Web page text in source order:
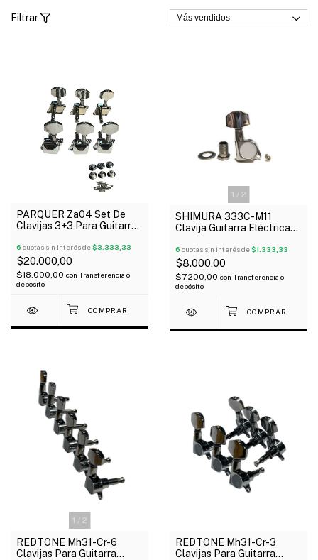
Filtrar
PARQUER Za04 Set De
Clavijas 3+3 Para Guitarra
6 cuotas sin interés de$3.333,33
$20.000,00
$18.000,00 con Transferencia o
depósito
1 / 2
SHIMURA 333C-M11
Clavija Guitarra Eléctrica
Unidad
6 cuotas sin interés de$1.333,33
$8.000,00
$7.200,00 con Transferencia o
depósito
1 / 2
REDTONE Mh31-Cr-6
Clavijas Para Guitarra
REDTONE Mh31-Cr-3
Clavijas Para Guitarra